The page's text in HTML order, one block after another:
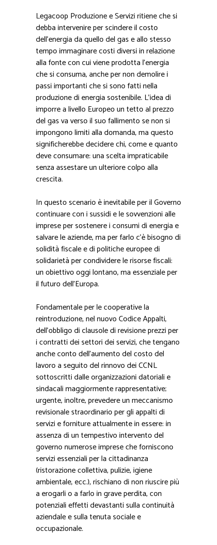
Legacoop Produzione e Servizi ritiene che si
debba intervenire per scindere il costo
dell’energia da quello del gas e allo stesso
tempo immaginare costi diversi in relazione
alla fonte con cui viene prodotta l’energia
che si consuma, anche per non demolire i
passi importanti che si sono fatti nella
produzione di energia sostenibile. L’idea di
imporre a livello Europeo un tetto al prezzo
del gas va verso il suo fallimento se non si
impongono limiti alla domanda, ma questo
significherebbe decidere chi, come e quanto
deve consumare: una scelta impraticabile
senza assestare un ulteriore colpo alla
crescita.
In questo scenario è inevitabile per il Governo
continuare con i sussidi e le sovvenzioni alle
imprese per sostenere i consumi di energia e
salvare le aziende, ma per farlo c’è bisogno di
solidità fiscale e di politiche europee di
solidarietà per condividere le risorse fiscali:
un obiettivo oggi lontano, ma essenziale per
il futuro dell’Europa.
Fondamentale per le cooperative la
reintroduzione, nel nuovo Codice Appalti,
dell’obbligo di clausole di revisione prezzi per
i contratti dei settori dei servizi, che tengano
anche conto dell’aumento del costo del
lavoro a seguito del rinnovo dei CCNL
sottoscritti dalle organizzazioni datoriali e
sindacali maggiormente rappresentative;
urgente, inoltre, prevedere un meccanismo
revisionale straordinario per gli appalti di
servizi e forniture attualmente in essere: in
assenza di un tempestivo intervento del
governo numerose imprese che forniscono
servizi essenziali per la cittadinanza
(ristorazione collettiva, pulizie, igiene
ambientale, ecc.), rischiano di non riuscire più
a erogarli o a farlo in grave perdita, con
potenziali effetti devastanti sulla continuità
aziendale e sulla tenuta sociale e
occupazionale.